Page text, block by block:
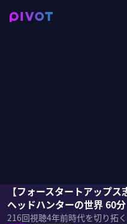
【フォースタートアップ
ヘッドハンターの世界 60分
216回視聴4年前
濵渦伸次村上臣 佐々木紀彦